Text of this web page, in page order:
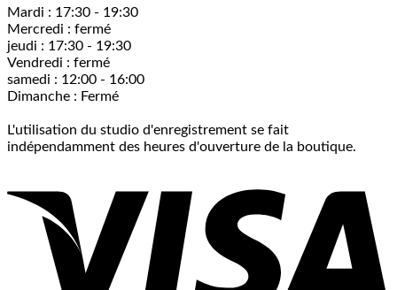
Mardi : 17:30 - 19:30
Mercredi : fermé
jeudi : 17:30 - 19:30
Vendredi : fermé
samedi : 12:00 - 16:00
Dimanche : Fermé
L'utilisation du studio d'enregistrement se fait
indépendamment des heures d'ouverture de la boutique.